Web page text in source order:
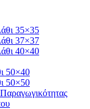
35×35
37×37
40×40
50×40
50×50